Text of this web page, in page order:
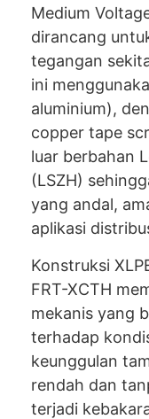
Medium
dirancang
tegangan
ini
aluminium),
copper tape
luar berbahan
(LSZH)
yang andal,
aplikasi
Konstruksi
FRT-XCTH
mekanis yang
terhadap
keunggulan
rendah dan
terjadi